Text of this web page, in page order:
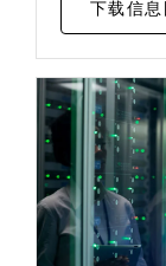
下载信息